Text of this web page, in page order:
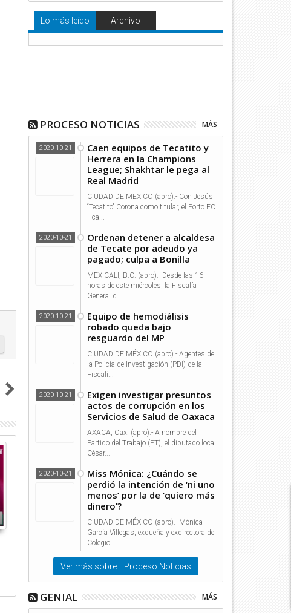
2021
VIDEO: ¡GOLEADA! Tigres SEPULTA
al Azul | Tigres 4-0 Cruz Azul |
Grita México BBVA Femenil AP2021
06
VIDEO: ¡Zurdazo LETAL y gol
Grita México BBVA Femenil
| TUDN
Lo más leído Archivo
PROCESO NOTICIAS MÁS
Caen equipos de Tecatito y
Herrera en la Champions
League; Shakhtar le pega al
Real Madrid
2020-10-21
CIUDAD DE MEXICO (apro).- Con Jesús
“Tecatito” Corona como titular, el Porto FC
–ca...
Ordenan detener a alcaldesa
de Tecate por adeudo ya
pagado; culpa a Bonilla
2020-10-21
MEXICALI, B.C. (apro).- Desde las 16
horas de este miércoles, la Fiscalía
General d...
Equipo de hemodiálisis
robado queda bajo
resguardo del MP
2020-10-21
CIUDAD DE MÉXICO (apro).- Agentes de
la Policía de Investigación (PDI) de la
Fiscalí...
Exigen investigar presuntos
actos de corrupción en los
Servicios de Salud de Oaxaca
2020-10-21
AXACA, Oax. (apro).- A nombre del
Partido del Trabajo (PT), el diputado local
César...
Miss Mónica: ¿Cuándo se
perdió la intención de ‘ni uno
menos’ por la de ‘quiero más
dinero’?
2020-10-21
CIUDAD DE MÉXICO (apro).- Mónica
García Villegas, exdueña y exdirectora del
Colegio...
Ver más sobre... Proceso Noticias
GENIAL MÁS